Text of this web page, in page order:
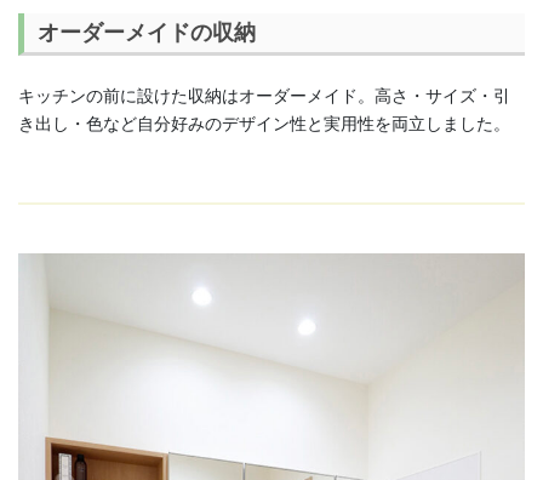
オーダーメイドの収納
キッチンの前に設けた収納はオーダーメイド。高さ・サイズ・引
き出し・色など自分好みのデザイン性と実用性を両立しました。